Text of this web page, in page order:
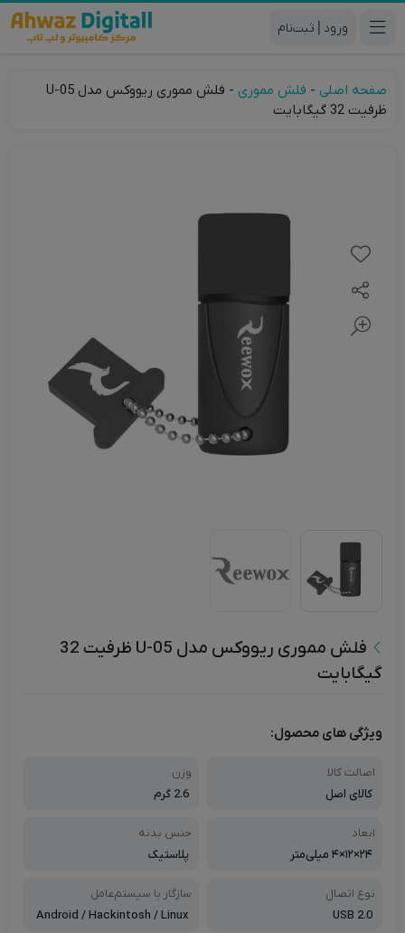
|
صفحه اصلی - فلش مموری -
فلش مموری ریووکس مدل U-05
ظرفیت 32 گیگابایت
فلش مموری ریووکس مدل U-05 ظرفیت 32
گیگابایت
ویژگی های محصول:
اصالت کالا
کالای اصل
وزن
2.6 گرم
ابعاد
۲۴×۱۲×۴ میلی‌متر
جنس بدنه
پلاستیک
نوع اتصال
USB 2.0
سازگار با سیستم‌عامل‌
Android / Hackintosh / Linux